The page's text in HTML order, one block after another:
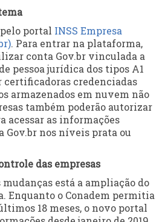
portal INSS Empresa
. Para entrar na plataforma,
conta Gov.br vinculada a
pessoa jurídica dos tipos A1
certificadoras credenciadas
armazenados em nuvem não
também poderão autorizar
acessar as informações
Gov.br nos níveis prata ou
das empresas
está a ampliação do
Enquanto o Conadem permitia
18 meses, o novo portal